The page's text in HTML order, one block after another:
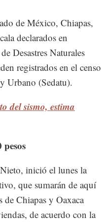
de México, Chiapas,
declarados en
Desastres Naturales
registrados en el censo
Urbano (Sedatu).
del sismo, estima
inició el lunes la
que sumarán de aquí
de Chiapas y Oaxaca
de acuerdo con la